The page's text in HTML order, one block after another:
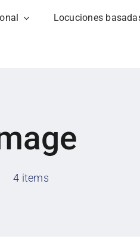
Locuciones
4 items